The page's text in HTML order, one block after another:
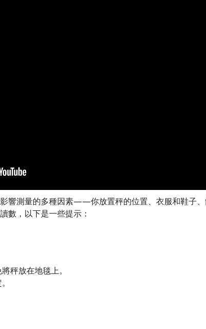
響測量的多種因素——你放置秤的位置、衣服和鞋子
數，以下是一些提示：
秤放在地毯上。